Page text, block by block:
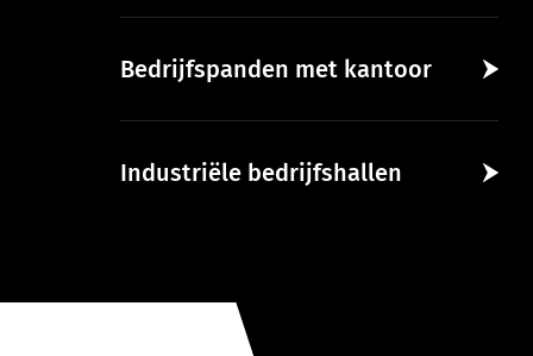
Bedrijfspanden met kantoor
Industriële bedrijfshallen